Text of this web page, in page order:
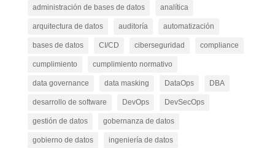
administración de bases de datos analítica
arquitectura de datos auditoría automatización
bases de datos CI/CD ciberseguridad compliance
cumplimiento cumplimiento normativo
data governance data masking DataOps DBA
desarrollo de software DevOps DevSecOps
gestión de datos gobernanza de datos
gobierno de datos ingeniería de datos